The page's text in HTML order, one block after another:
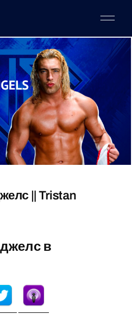
|| Tristan
в